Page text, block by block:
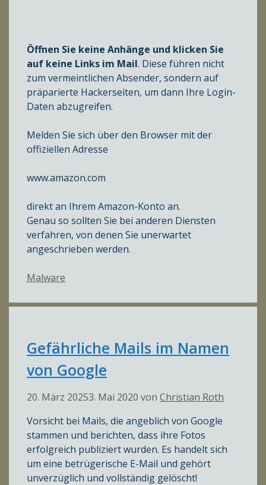
Öffnen Sie keine Anhänge und klicken Sie
auf keine Links im Mail. Diese führen nicht
zum vermeintlichen Absender, sondern auf
präparierte Hackerseiten, um dann Ihre Login-
Daten abzugreifen.
Melden Sie sich über den Browser mit der
offiziellen Adresse
www.amazon.com
direkt an Ihrem Amazon-Konto an.
Genau so sollten Sie bei anderen Diensten
verfahren, von denen Sie unerwartet
angeschrieben werden.
Kategorien
Malware
Gefährliche Mails im Namen
von Google
20. März 20253. Mai 2020 von Christian Roth
Vorsicht bei Mails, die angeblich von Google
stammen und berichten, dass ihre Fotos
erfolgreich publiziert wurden. Es handelt sich
um eine betrügerische E-Mail und gehört
unverzüglich und vollständig gelöscht!